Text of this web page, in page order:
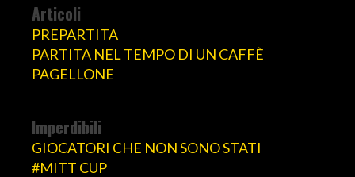
Articoli
PREPARTITA
PARTITA NEL TEMPO DI UN CAFFÈ
PAGELLONE
Imperdibili
GIOCATORI CHE NON SONO STATI
#MITT CUP